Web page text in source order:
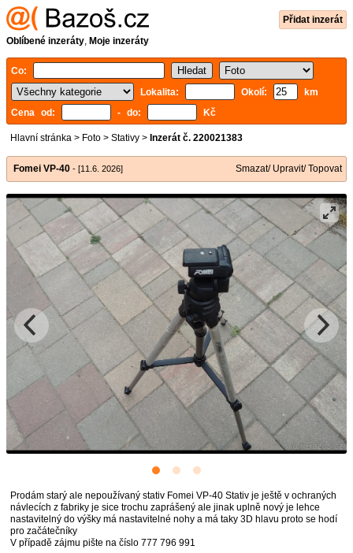
Přidat inzerát
Oblíbené inzeráty, Moje inzeráty
Co:
Lokalita:
Okolí:
km
Cena od:
- do: Kč
Hlavní stránka > Foto > Stativy > Inzerát č. 220021383
Fomei VP-40 - [11.6. 2026] Smazat/ Upravit/ Topovat
Prodám starý ale nepoužívaný stativ Fomei VP-40 Stativ je ještě v ochraných
návlecích z fabriky je sice trochu zaprášený ale jinak uplně nový je lehce
nastavitelný do výšky má nastavitelné nohy a má taky 3D hlavu proto se hodí
pro začátečníky
V případě zájmu pište na číslo 777 796 991